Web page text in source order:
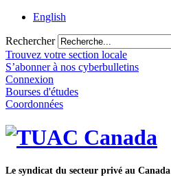
English
Rechercher
Trouvez votre section locale
S’abonner à nos cyberbulletins
Connexion
Bourses d'études
Coordonnées
Le syndicat du secteur privé au Canada